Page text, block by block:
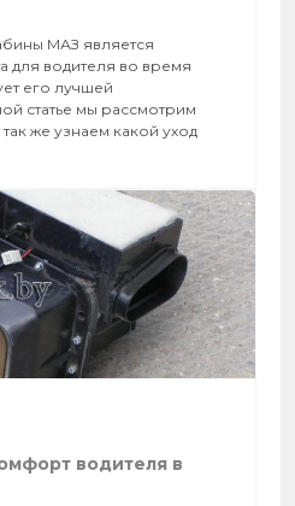
МАЗ является
для водителя во время
его лучшей
статье мы рассмотрим
же узнаем какой уход
водителя в